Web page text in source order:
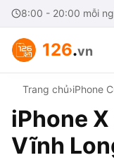
8:00 - 20:00 mỗi
126.vn
Trang chủ›iPhone
iPhone
Vĩnh